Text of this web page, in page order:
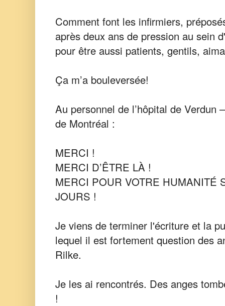
Comment font les infirmiers,
après deux ans de pression au sein
pour être aussi patients, gentils,
Ça m’a bouleversée!
Au personnel de l’hôpital de Verdun
de Montréal :
MERCI !
MERCI D’ÊTRE LÀ !
MERCI POUR VOTRE HUMANITÉ
JOURS !
Je viens de terminer l'écriture et la
lequel il est fortement question des
Rilke.
Je les ai rencontrés. Des anges
!